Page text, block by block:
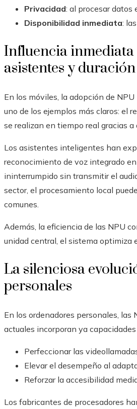
Privacidad: al procesar datos
Disponibilidad inmediata:
Influencia inmediata
asistentes y
En los móviles, la adopción de
uno de los ejemplos más claros: el
se realizan en tiempo real gracias a
Los asistentes inteligentes han
reconocimiento de voz integrado
ininterrumpido sin transmitir el
sector, el procesamiento local
comunes.
Además, la eficiencia de las NPU
unidad central, el sistema optimiza
La silenciosa
personales
En los ordenadores personales,
actuales incorporan ya
Perfeccionar las
Elevar el desempeño al
Reforzar la accesibilidad
Los fabricantes de procesadores